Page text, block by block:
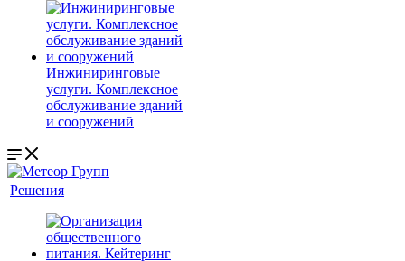
Инжиниринговые
услуги. Комплексное
обслуживание зданий
и сооружений
Решения